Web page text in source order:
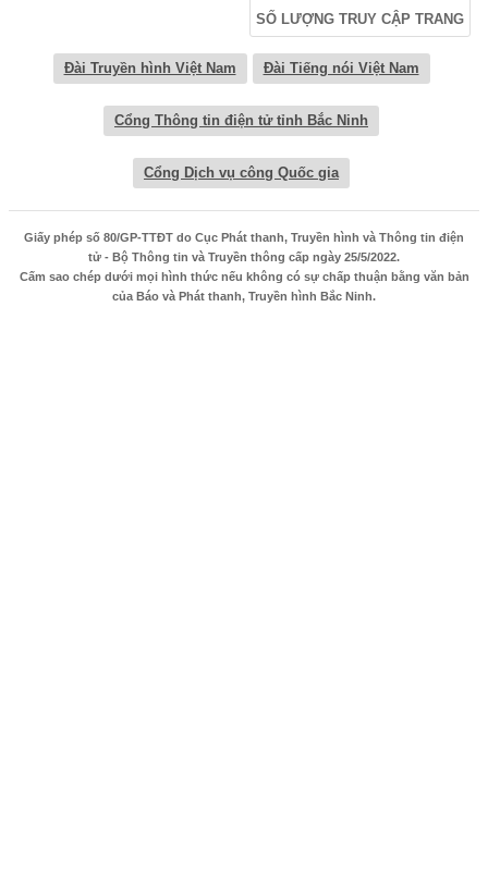
SỐ LƯỢNG TRUY CẬP TRANG
Đài Truyền hình Việt Nam Đài Tiếng nói Việt Nam
Cổng Thông tin điện tử tỉnh Bắc Ninh
Cổng Dịch vụ công Quốc gia
Giấy phép số 80/GP-TTĐT do Cục Phát thanh, Truyền hình và Thông tin điện
tử - Bộ Thông tin và Truyền thông cấp ngày 25/5/2022.
Cấm sao chép dưới mọi hình thức nếu không có sự chấp thuận bằng văn bản
của Báo và Phát thanh, Truyền hình Bắc Ninh.